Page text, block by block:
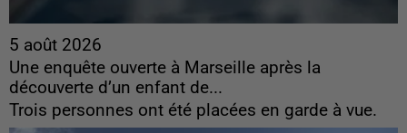
5 août 2026
Une enquête ouverte à Marseille après la
découverte d’un enfant de...
Trois personnes ont été placées en garde à vue.